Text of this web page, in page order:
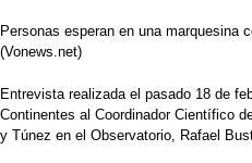
Personas esperan en una marquesina
(Vonews.net)
Entrevista realizada el pasado 18 de
Continentes al Coordinador Científico
y Túnez en el Observatorio, Rafael